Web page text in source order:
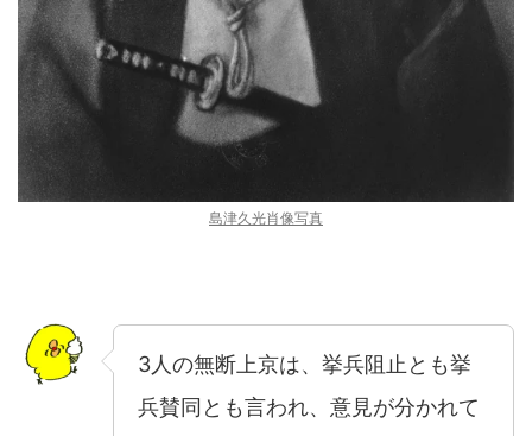
島津久光肖像写真
3人の無断上京は、挙兵阻止とも挙
兵賛同とも言われ、意見が分かれて